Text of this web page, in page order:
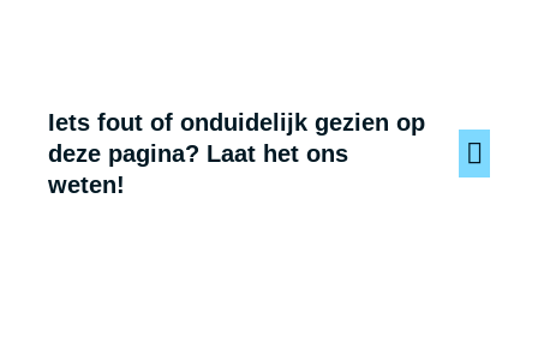
Iets fout of onduidelijk gezien op
deze pagina? Laat het ons
weten!